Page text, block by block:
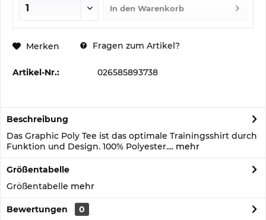
In den Warenkorb
Merken Fragen zum Artikel?
Artikel-Nr.: 026585893738
Beschreibung
Das Graphic Poly Tee ist das optimale Trainingsshirt durch
Funktion und Design. 100% Polyester.... mehr
Größentabelle
Größentabelle mehr
Bewertungen
0